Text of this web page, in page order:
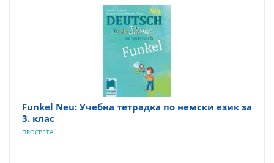
Funkel Neu: Учебна тетрадка по немски език за
3. клас
ПРОСВЕТА